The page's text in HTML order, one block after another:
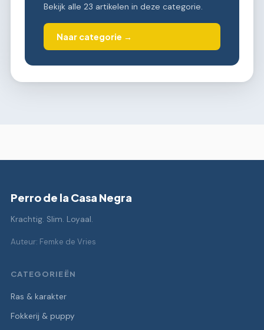
Bekijk alle 23 artikelen in deze categorie.
Naar categorie →
Perro de la Casa Negra
Krachtig. Slim. Loyaal.
Auteur: Femke de Vries
CATEGORIEËN
Ras & karakter
Fokkerij & puppy